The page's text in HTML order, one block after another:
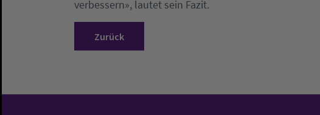
verbessern», lautet sein Fazit.
Zurück